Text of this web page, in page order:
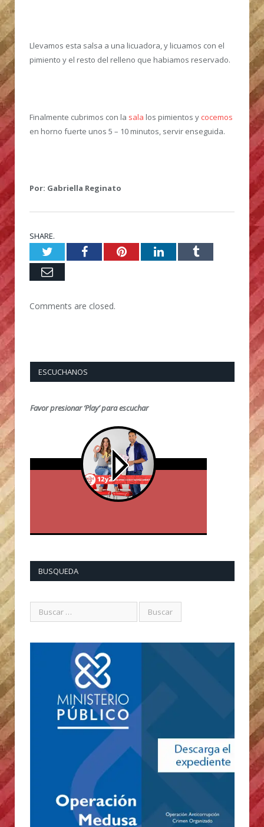
Llevamos esta salsa a una licuadora, y licuamos con el
pimiento y el resto del relleno que habiamos reservado.
Finalmente cubrimos con la sala los pimientos y cocemos
en horno fuerte unos 5 – 10 minutos, servir enseguida.
Por: Gabriella Reginato
SHARE.
TwitterFacebookPinterestLinkedInTumblr
Email
Comments are closed.
ESCUCHANOS
Favor presionar ‘Play’ para escuchar
BUSQUEDA